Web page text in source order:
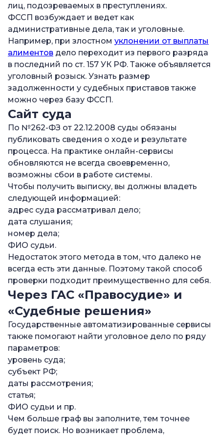
лиц, подозреваемых в преступлениях.
ФССП возбуждает и ведет как
административные дела, так и уголовные.
Например, при злостном уклонении от выплаты
алиментов дело переходит из первого разряда
в последний по ст. 157 УК РФ. Также объявляется
уголовный розыск. Узнать размер
задолженности у судебных приставов также
можно через базу ФССП.
Сайт суда
По №262-ФЗ от 22.12.2008 суды обязаны
публиковать сведения о ходе и результате
процесса. На практике онлайн-сервисы
обновляются не всегда своевременно,
возможны сбои в работе системы.
Чтобы получить выписку, вы должны владеть
следующей информацией:
адрес суда рассматривал дело;
дата слушания;
номер дела;
ФИО судьи.
Недостаток этого метода в том, что далеко не
всегда есть эти данные. Поэтому такой способ
проверки подходит преимущественно для себя.
Через ГАС «Правосудие» и
«Судебные решения»
Государственные автоматизированные сервисы
также помогают найти уголовное дело по ряду
параметров:
уровень суда;
субъект РФ;
даты рассмотрения;
статья;
ФИО судьи и пр.
Чем больше граф вы заполните, тем точнее
будет поиск. Но возникает проблема,